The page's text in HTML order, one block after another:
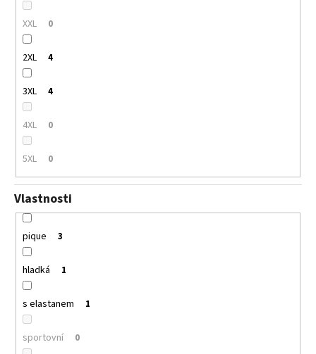
XXL 0
2XL 4
3XL 4
4XL 0
5XL 0
Vlastnosti
pique 3
hladká 1
s elastanem 1
sportovní 0